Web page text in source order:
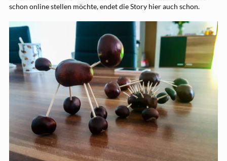
schon online stellen möchte, endet die Story hier auch schon.